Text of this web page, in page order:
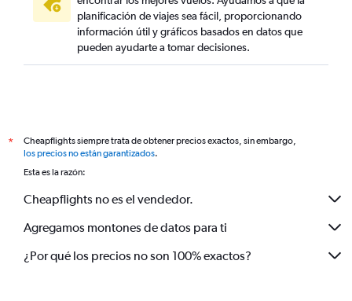
planificación de viajes sea fácil, proporcionando
información útil y gráficos basados en datos que
pueden ayudarte a tomar decisiones.
*
Cheapflights siempre trata de obtener precios exactos, sin embargo,
los precios no están garantizados.
Esta es la razón:
Cheapflights no es el vendedor.
Agregamos montones de datos para ti
¿Por qué los precios no son 100% exactos?